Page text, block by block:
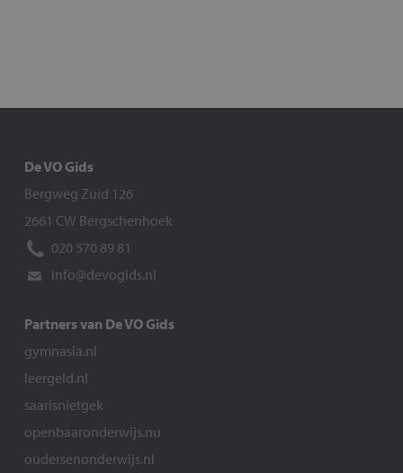
De VO Gids
Bergweg Zuid 126
2661 CW Bergschenhoek
020 570 89 81
info@devogids.nl
Partners van De VO Gids
gymnasia.nl
leergeld.nl
saarisnietgek
openbaaronderwijs.nu
oudersenonderwijs.nl